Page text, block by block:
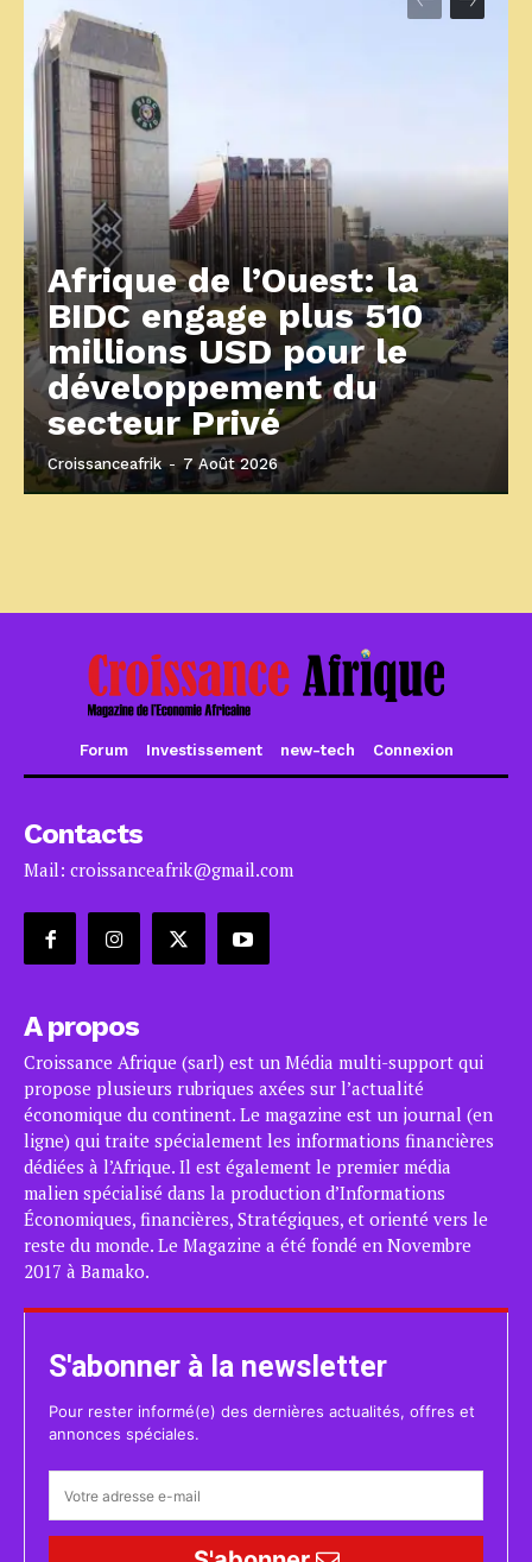
Afrique de l’Ouest: la
BIDC engage plus 510
millions USD pour le
développement du
secteur Privé
Croissanceafrik - 7 Août 2026
Forum Investissement new-tech Connexion
Contacts
Mail: croissanceafrik@gmail.com
A propos
Croissance Afrique (sarl) est un Média multi-support qui
propose plusieurs rubriques axées sur l’actualité
économique du continent. Le magazine est un journal (en
ligne) qui traite spécialement les informations financières
dédiées à l’Afrique. Il est également le premier média
malien spécialisé dans la production d’Informations
Économiques, financières, Stratégiques, et orienté vers le
reste du monde. Le Magazine a été fondé en Novembre
2017 à Bamako.
S'abonner à la newsletter
Pour rester informé(e) des dernières actualités, offres et
annonces spéciales.